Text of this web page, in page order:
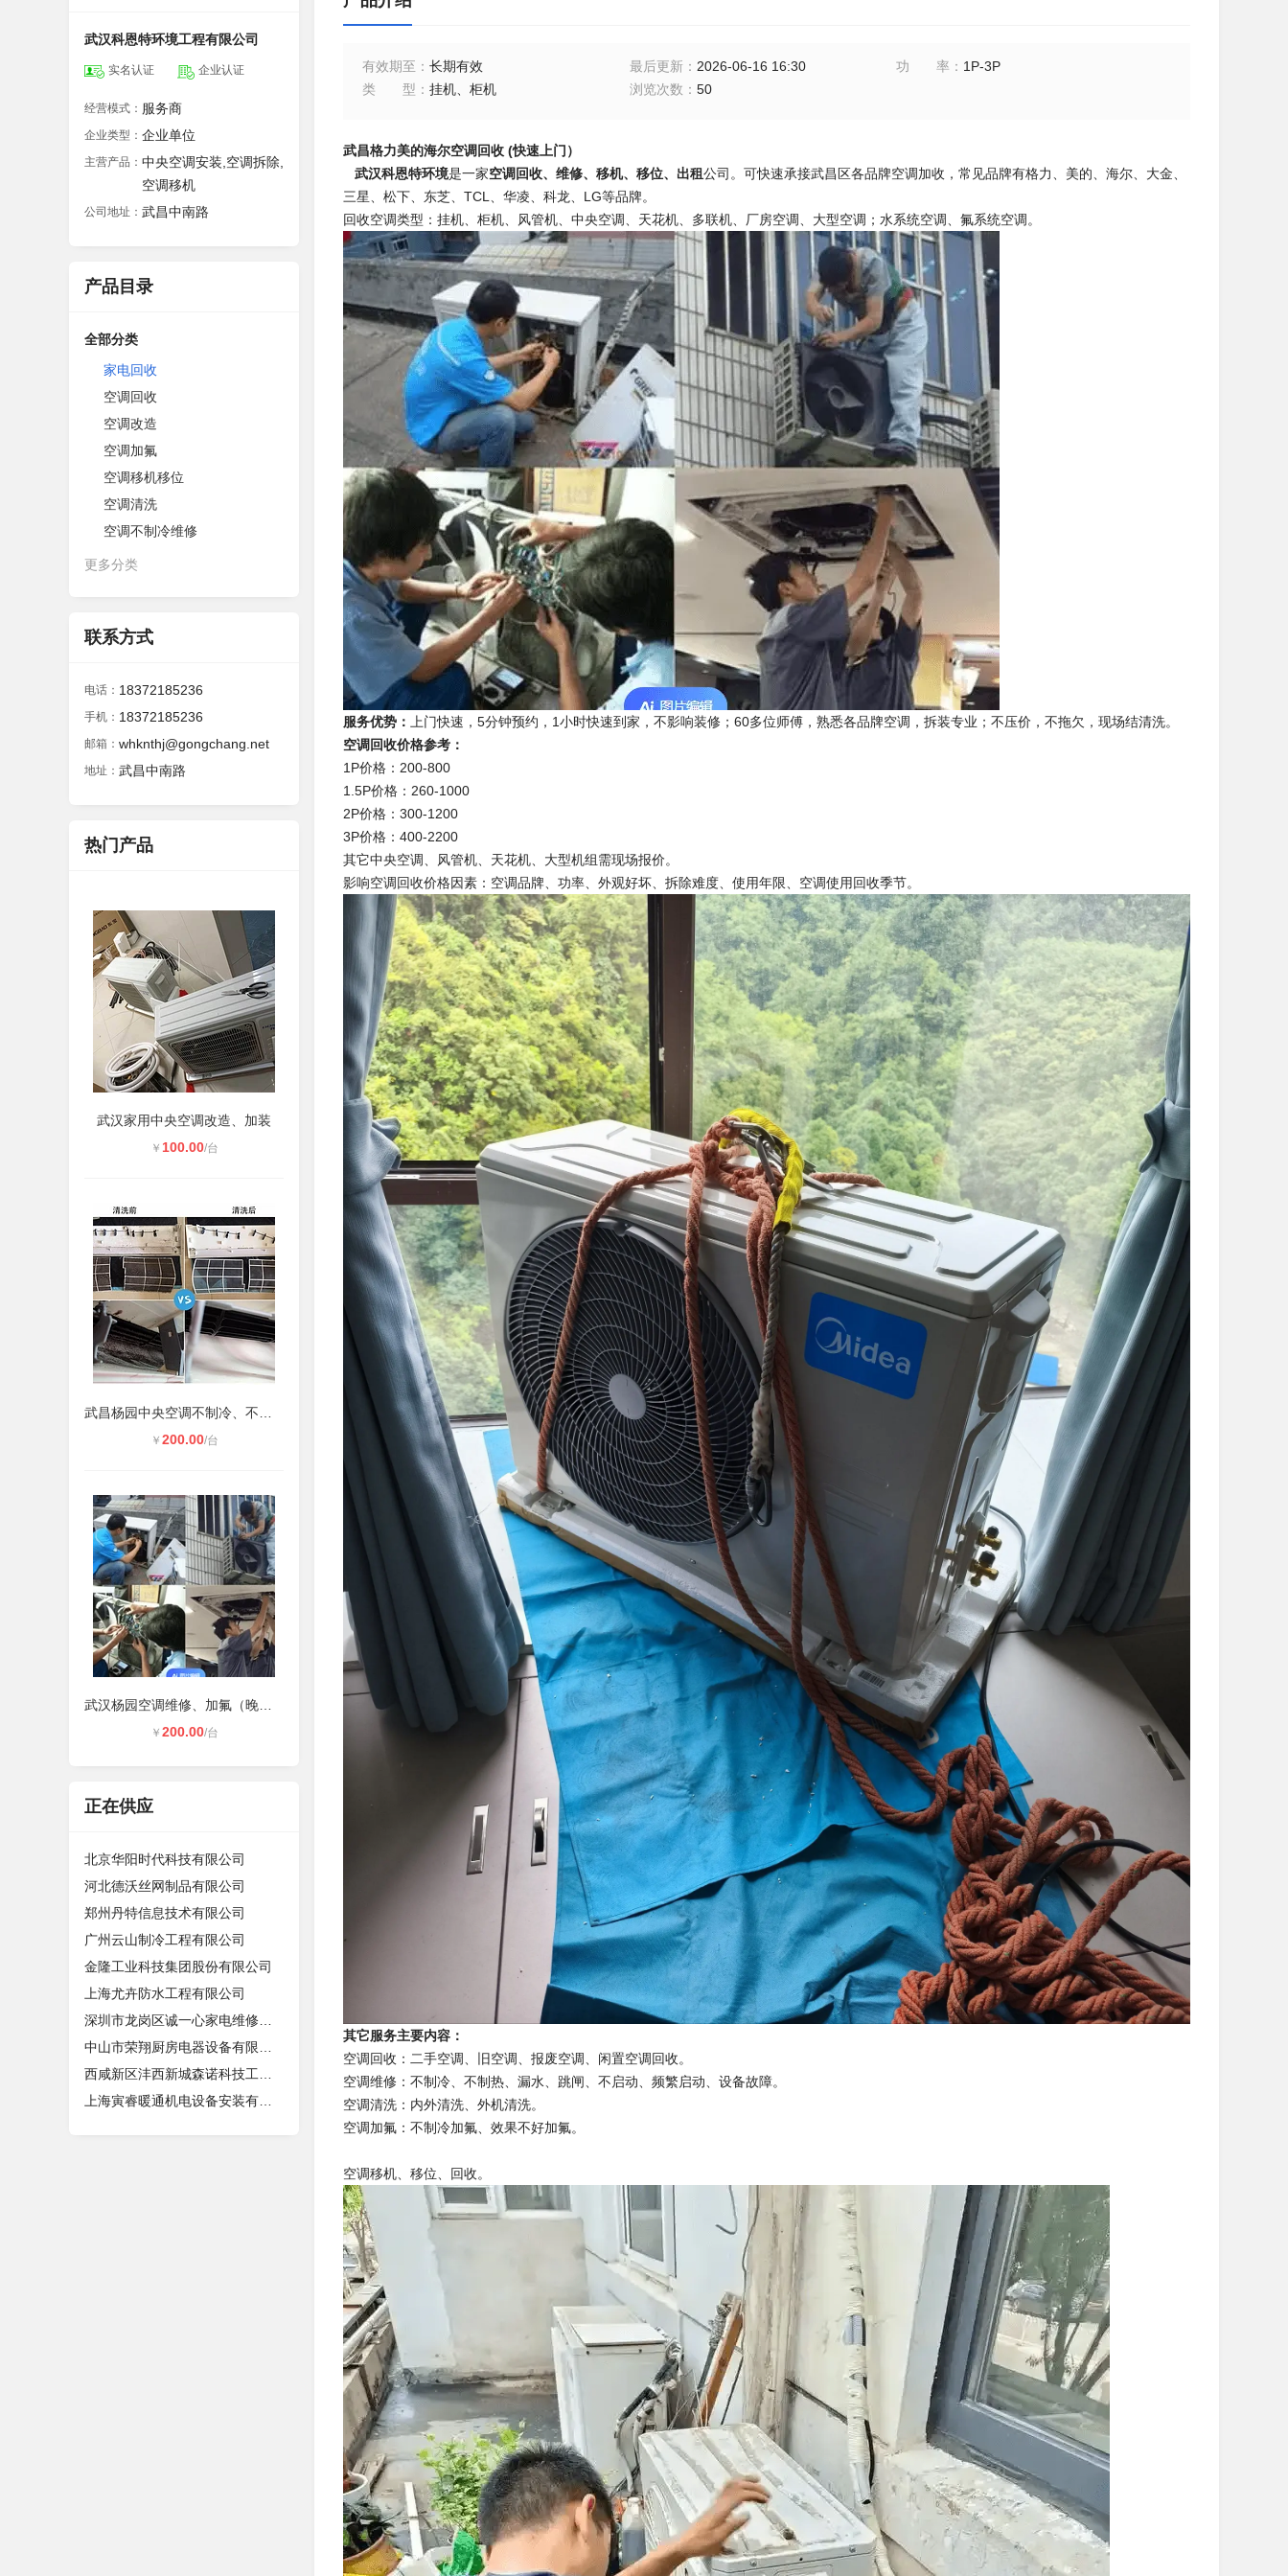
武汉科恩特环境工程有限公司
实名认证 企业认证
经营模式： 服务商
企业类型： 企业单位
主营产品： 中央空调安装,空调拆除,
空调移机
公司地址： 武昌中南路
产品目录
全部分类
家电回收
空调回收
空调改造
空调加氟
空调移机移位
空调清洗
空调不制冷维修
更多分类
联系方式
电话： 18372185236
手机： 18372185236
邮箱： whknthj@gongchang.net
地址： 武昌中南路
热门产品
武汉家用中央空调改造、加装
￥ 100.00/台
￥ 200.00/台
￥ 200.00/台
正在供应
北京华阳时代科技有限公司
河北德沃丝网制品有限公司
郑州丹特信息技术有限公司
广州云山制冷工程有限公司
金隆工业科技集团股份有限公司
上海尤卉防水工程有限公司
有效期至 ： 长期有效 最后更新： 2026-06-16 16:30 功率 ： 1P-3P
类型 ： 挂机、柜机 浏览次数 ： 50
武昌格力美的海尔空调回收 (快速上门）
武汉科恩特环境是一家空调回收、维修、移机、移位、出租公司。可快速承接武昌区各品牌空调加收，常见品牌有格力、美的、海尔、大金、
三星、松下、东芝、TCL、华凌、科龙、LG等品牌。
回收空调类型：挂机、柜机、风管机、中央空调、天花机、多联机、厂房空调、大型空调；水系统空调、氟系统空调。
服务优势：
上门快速，5分钟预约，1小时快速到家，不影响装修；60多位师傅，熟悉各品牌空调，拆装专业；不压价，不拖欠，现场结清洗。
空调回收价格参考：
1P价格：200-800
1.5P价格：260-1000
2P价格：300-1200
3P价格：400-2200
其它中央空调、风管机、天花机、大型机组需现场报价。
影响空调回收价格因素：空调品牌、功率、外观好坏、拆除难度、使用年限、空调使用回收季节。
其它服务主要内容：
空调回收：二手空调、旧空调、报废空调、闲置空调回收。
空调维修：不制冷、不制热、漏水、跳闸、不启动、频繁启动、设备故障。
空调清洗：内外清洗、外机清洗。
空调加氟：不制冷加氟、效果不好加氟。
空调移机、移位、回收。